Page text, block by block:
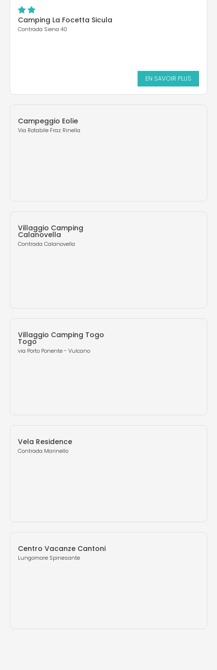
Camping La Focetta Sicula
Contrada Siena 40
EN SAVOIR PLUS
Campeggio Eolie
Via Rotabile Fraz Rinella
Villaggio Camping
Calanovella
Contrada Calanovella
Villaggio Camping Togo
Togo
via Porto Ponente - Vulcano
Vela Residence
Contrada Marinello
Centro Vacanze Cantoni
Lungomare Spinesante